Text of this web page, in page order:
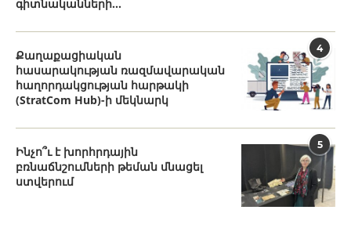
գիտնականների...
4
Քաղաքացիական
հասարակության ռազմավարական
հաղորդակցության հարթակի
(StratCom Hub)-ի մեկնարկ
5
Ինչո՞ւ է խորհրդային
բռնաճնշումների թեման մնացել
ստվերում